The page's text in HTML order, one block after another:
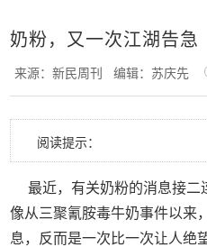
奶粉，又一次江湖告急
来源：新民周刊编辑：苏庆先
阅读提示：
最近，有关奶粉的消息接二
像从三聚氰胺毒牛奶事件以来
息，反而是一次比一次让人绝